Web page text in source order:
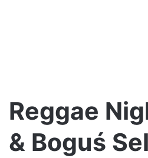
Reggae
& Boguś